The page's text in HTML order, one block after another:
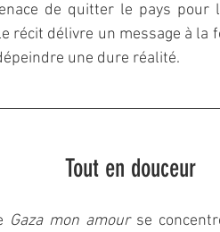
de quitter le pays pour
récit délivre un message à la
une dure réalité.
Tout en douceur
Gaza mon amour se